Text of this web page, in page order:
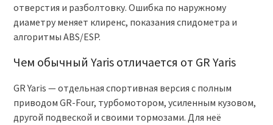
отверстия и разболтовку. Ошибка по наружному
диаметру меняет клиренс, показания спидометра и
алгоритмы ABS/ESP.
Чем обычный Yaris отличается от GR Yaris
GR Yaris — отдельная спортивная версия с полным
приводом GR-Four, турбомотором, усиленным кузовом,
другой подвеской и своими тормозами. Для неё